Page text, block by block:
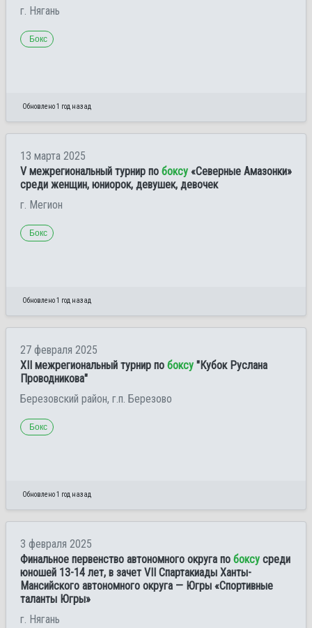
г. Нягань
Бокс
Обновлено 1 год назад
13 марта 2025
V межрегиональный турнир по боксу «Северные Амазонки»
среди женщин, юниорок, девушек, девочек
г. Мегион
Бокс
Обновлено 1 год назад
27 февраля 2025
ХII межрегиональный турнир по боксу "Кубок Руслана
Проводникова"
Березовский район, г.п. Березово
Бокс
Обновлено 1 год назад
3 февраля 2025
Финальное первенство автономного округа по боксу среди
юношей 13-14 лет, в зачет VII Спартакиады Ханты-
Мансийского автономного округа — Югры «Спортивные
таланты Югры»
г. Нягань